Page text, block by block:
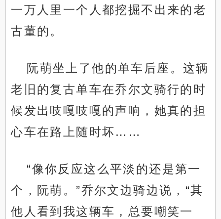
一万人里一个人都挖掘不出来的老
古董的。
阮萌坐上了他的单车后座。这辆
老旧的复古单车在乔尔文骑行的时
候发出吱嘎吱嘎的声响，她真的担
心车在路上随时坏……
“像你反应这么平淡的还是第一
个，阮萌。”乔尔文边骑边说，“其
他人看到我这辆车，总要嘲笑一